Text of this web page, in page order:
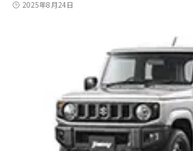
2025年8月24日